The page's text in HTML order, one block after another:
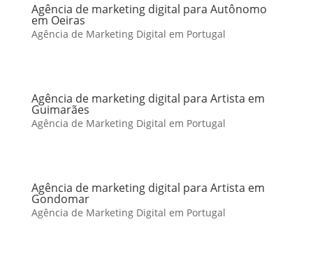
Agência de marketing digital para Autônomo
em Oeiras
Agência de Marketing Digital em Portugal
Agência de marketing digital para Artista em
Guimarães
Agência de Marketing Digital em Portugal
Agência de marketing digital para Artista em
Gondomar
Agência de Marketing Digital em Portugal